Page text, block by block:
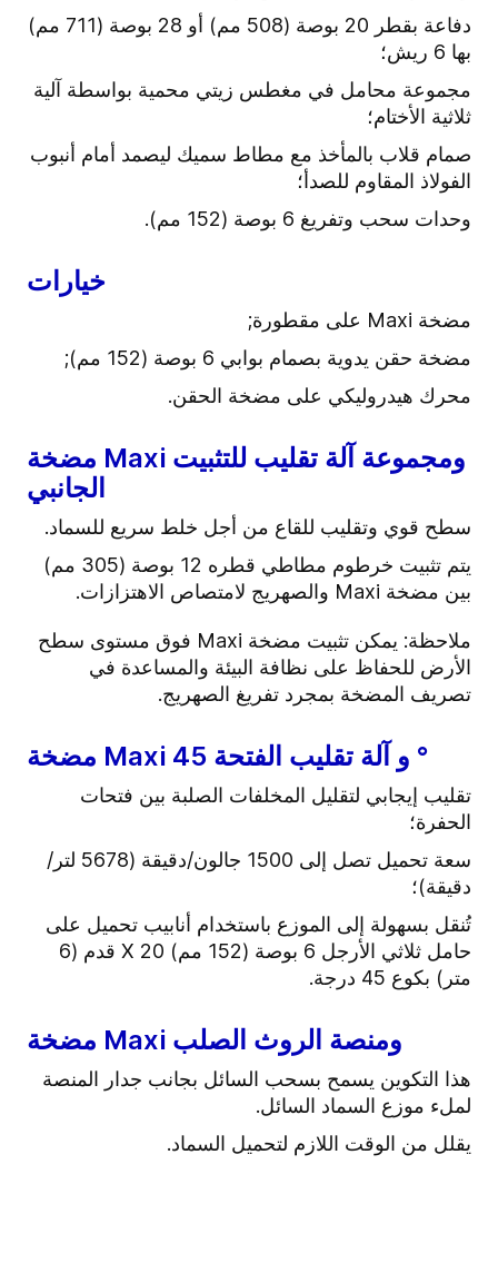
دفاعة بقطر 20 بوصة (508 مم) أو 28 بوصة (711 مم)
بها 6 ريش؛
مجموعة محامل في مغطس زيتي محمية بواسطة آلية
ثلاثية الأختام؛
صمام قلاب بالمأخذ مع مطاط سميك ليصمد أمام أنبوب
الفولاذ المقاوم للصدأ؛
وحدات سحب وتفريغ 6 بوصة (152 مم).
خيارات
مضخة Maxi على مقطورة;
مضخة حقن يدوية بصمام بوابي 6 بوصة (152 مم);
محرك هيدروليكي على مضخة الحقن.
مضخة Maxi ومجموعة آلة تقليب للتثبيت
الجانبي
سطح قوي وتقليب للقاع من أجل خلط سريع للسماد.
يتم تثبيت خرطوم مطاطي قطره 12 بوصة (305 مم)
بين مضخة Maxi والصهريج لامتصاص الاهتزازات.
ملاحظة: يمكن تثبيت مضخة Maxi فوق مستوى سطح
الأرض للحفاظ على نظافة البيئة والمساعدة في
تصريف المضخة بمجرد تفريغ الصهريج.
مضخة Maxi و آلة تقليب الفتحة 45 °
تقليب إيجابي لتقليل المخلفات الصلبة بين فتحات
الحفرة؛
سعة تحميل تصل إلى 1500 جالون/دقيقة (5678 لتر/
دقيقة)؛
تُنقل بسهولة إلى الموزع باستخدام أنابيب تحميل على
حامل ثلاثي الأرجل 6 بوصة (152 مم) X 20 قدم (6
متر) بكوع 45 درجة.
مضخة Maxi ومنصة الروث الصلب
هذا التكوين يسمح بسحب السائل بجانب جدار المنصة
لملء موزع السماد السائل.
يقلل من الوقت اللازم لتحميل السماد.